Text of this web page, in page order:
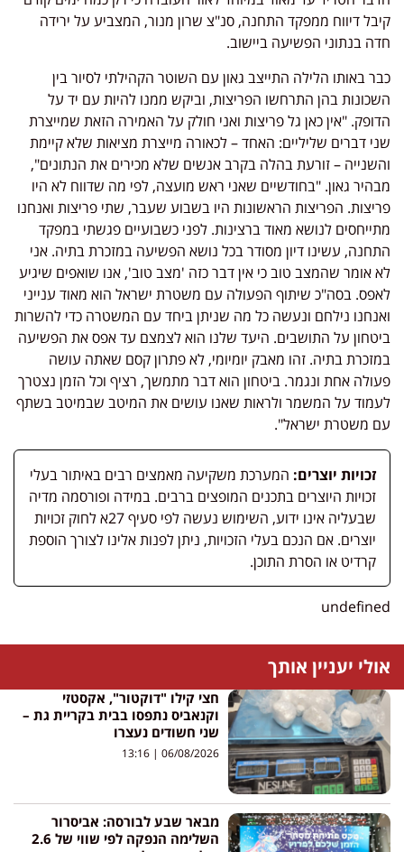
דיווח ממפקד התחנה, סנ"צ שרון מנור, המצביע על ירידה
בנתוני הפשיעה ביישוב.
באותו הלילה התייצב גאון עם השוטר הקהילתי לסיור בין
בהן התרחשו הפריצות, וביקש ממנו להיות עם יד על
"אין כאן גל פריצות ואני חולק על האמירה הזאת שמייצרת
דברים שליליים: האחד – לכאורה מייצרת מציאות שלא קיימת
– זורעת בהלה בקרב אנשים שלא מכירים את הנתונים",
גאון. "בחודשיים שאני ראש מועצה, לפי מה שדווח לא היו
הפריצות הראשונות היו בשבוע שעבר, שתי פריצות ואנחנו
לנושא מאוד ברצינות. לפני כשבועיים פגשתי במפקד
עשינו דיון מסודר בכל נושא הפשיעה במזכרת בתיה. אני
אומר שהמצב טוב כי אין דבר כזה 'מצב טוב', אנו שואפים שיגיע
בסה"כ שיתוף הפעולה עם משטרת ישראל הוא מאוד ענייני
נילחם ונעשה כל מה שניתן ביחד עם המשטרה כדי להשרות
על התושבים. היעד שלנו הוא לצמצם עד אפס את הפשיעה
בתיה. זהו מאבק יומיומי, לא פתרון קסם שאתה עושה
אחת ונגמר. ביטחון הוא דבר מתמשך, רציף וכל הזמן נצטרך
על המשמר ולראות שאנו עושים את המיטב שבמיטב בשתף
משטרת ישראל".
זכויות יוצרים:המערכת משקיעה מאמצים רבים באיתור בעלי
זכויות היוצרים בתכנים המופצים ברבים. במידה ופורסמה מדיה
שבעליה אינו ידוע, השימוש נעשה לפי סעיף 27א לחוק זכויות
יוצרים. אם הנכם בעלי הזכויות, ניתן לפנות אלינו לצורך הוספת
קרדיט או הסרת התוכן.
יעניין אותך
חצי קילו "דוקטור", אקסטזי
וקנאביס נתפסו בבית בקריית גת –
שני חשודים נעצרו
06/08/2026
13:16
מבאר שבע לבורסה: אביסרור
השלימה הנפקה לפי שווי של 2.6